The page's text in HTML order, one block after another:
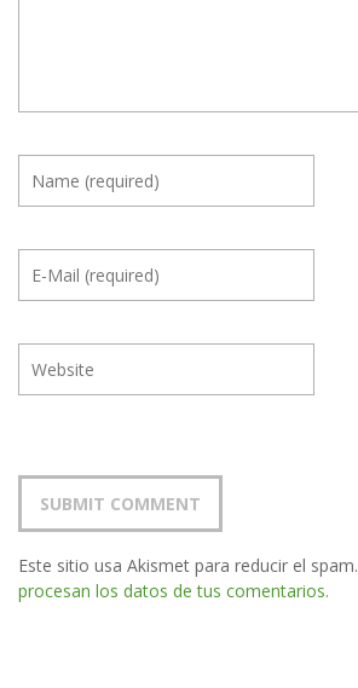
Este sitio usa Akismet para reducir el spam.
procesan los datos de tus comentarios.